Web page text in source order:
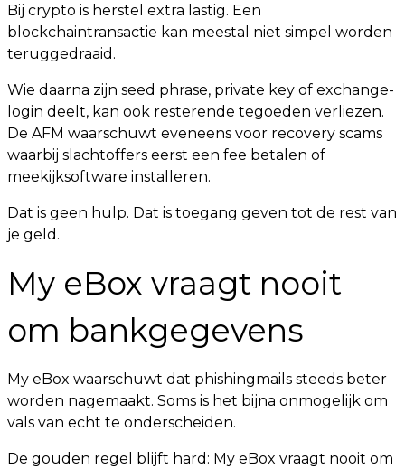
Bij crypto is herstel extra lastig. Een
blockchaintransactie kan meestal niet simpel worden
teruggedraaid.
Wie daarna zijn seed phrase, private key of exchange-
login deelt, kan ook resterende tegoeden verliezen.
De AFM waarschuwt eveneens voor recovery scams
waarbij slachtoffers eerst een fee betalen of
meekijksoftware installeren.
Dat is geen hulp. Dat is toegang geven tot de rest van
je geld.
My eBox vraagt nooit
om bankgegevens
My eBox waarschuwt dat phishingmails steeds beter
worden nagemaakt. Soms is het bijna onmogelijk om
vals van echt te onderscheiden.
De gouden regel blijft hard: My eBox vraagt nooit om